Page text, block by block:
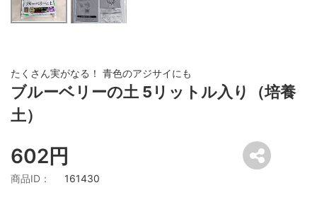
たくさん実がなる！ 青色のアジサイにも
ブルーベリーの土 5リットル入り（培養
土）
602円
商品ID： 161430